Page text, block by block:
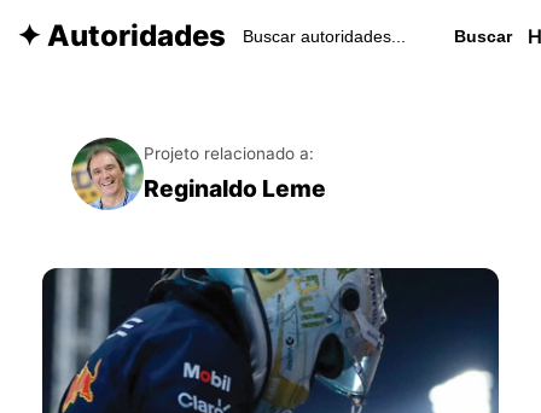
✦ Autoridades Buscar
Projeto relacionado a:
Reginaldo Leme